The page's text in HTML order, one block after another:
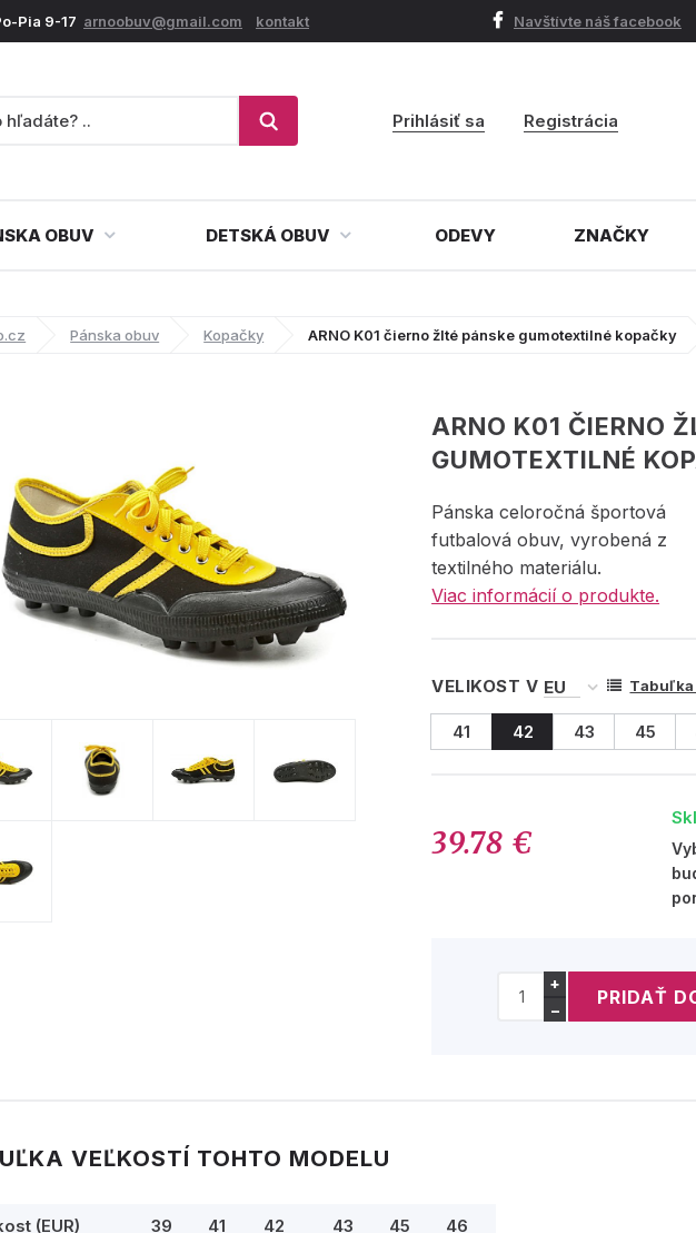
Pia 9-17 arnoobuv@gmail.com kontakt Navštívte náš facebook
Prihlásiť sa Registrácia
OBUV DETSKÁ OBUV ODEVY ZNAČKY
Pánska obuv Kopačky ARNO K01 čierno žlté pánske gumotextilné kopačky
ARNO K01 ČIERNO
GUMOTEXTILNÉ
Pánska celoročná športová
futbalová obuv, vyrobená z
textilného materiálu.
Viac informácií o produkte.
VELIKOST V
41 42 43 45
39.78 €
+
−
VEĽKOSTÍ TOHTO MODELU
(EUR) 39 41 42 43 45 46